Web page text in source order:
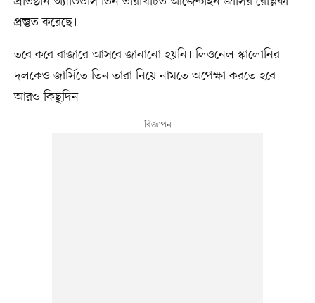
প্রস্তুত করেছে।
তবে কবে বাজারে আসবে জানানো হয়নি। লিওনেল স্কালোনির
দলকেও জার্সিতে তিন তারা নিয়ে নামতে অপেক্ষা করতে হবে
আরও কিছুদিন।